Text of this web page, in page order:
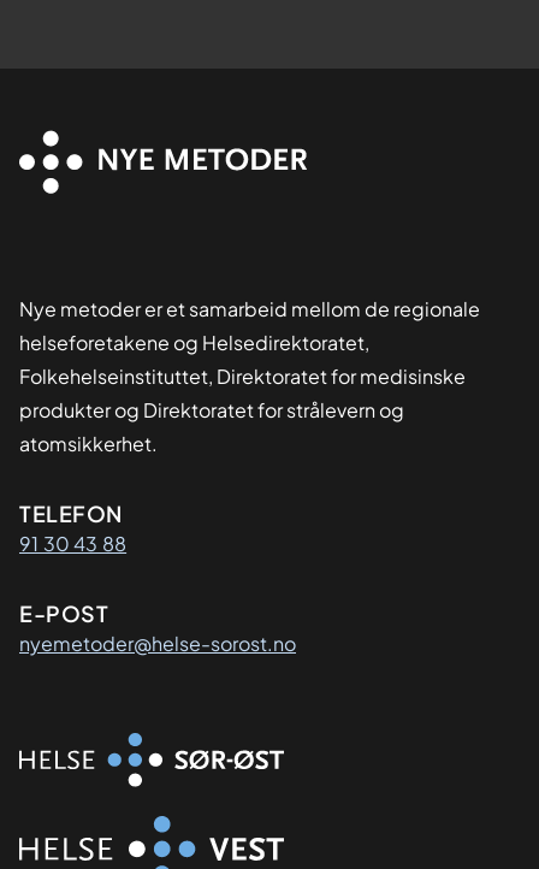
Nye metoder er et samarbeid mellom de regionale
helseforetakene og Helsedirektoratet,
Folkehelseinstituttet, Direktoratet for medisinske
produkter og Direktoratet for strålevern og
atomsikkerhet.
Kontaktinformasjon
TELEFON
91 30 43 88
E-POST
nyemetoder@helse-sorost.no
Organisasjon